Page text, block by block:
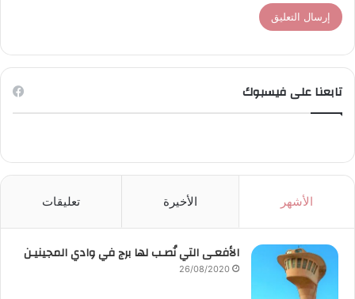
تابعنا على فيسبوك
الأشهر الأخيرة تعليقات
الأفعـى التي نُصـب لها برج في وادي المجينيـن
26/08/2020